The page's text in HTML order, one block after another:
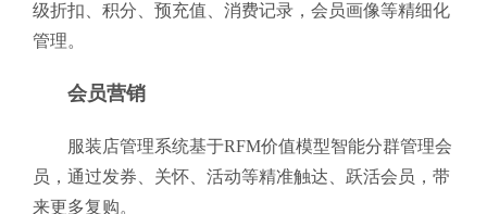
级折扣、积分、预充值、消费记录，会员画像等精细化
管理。
会员营销
服装店管理系统基于RFM价值模型智能分群管理会
员，通过发券、关怀、活动等精准触达、跃活会员，带
来更多复购。